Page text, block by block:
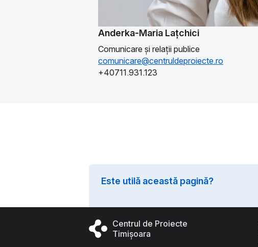
Anderka-Maria Lațchici
Comunicare și relații publice
comunicare@centruldeproiecte.ro
+40711.931.123
Este utilă această pagină?
Centrul de Proiecte
Timișoara